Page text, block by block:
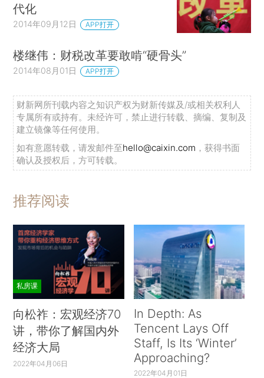
代化
2014年09月12日 APP打开
楼继伟：财税改革要敢啃“硬骨头”
2014年08月01日 APP打开
财新网所刊载内容之知识产权为财新传媒及/或相关权利人
专属所有或持有。未经许可，禁止进行转载、摘编、复制及
建立镜像等任何使用。
如有意愿转载，请发邮件至hello@caixin.com ，获得书面
确认及授权后，方可转载。
推荐阅读
私房课
向松祚：宏观经济70
讲，带你了解国内外
经济大局
2022年04月06日
In Depth: As
Tencent Lays Off
Staff, Is Its ‘Winter’
Approaching?
2022年04月01日